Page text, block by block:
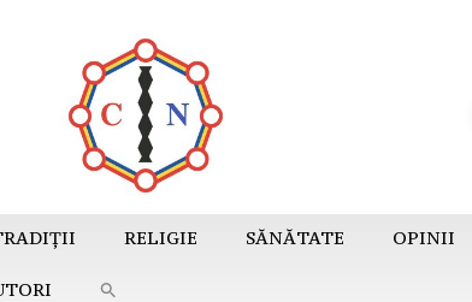
RELIGIE SĂNĂTATE OPINII